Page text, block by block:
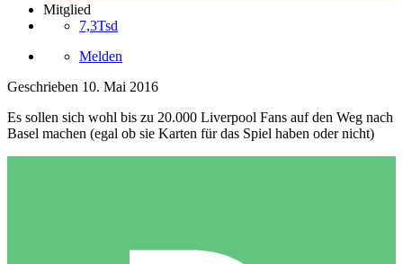
Mitglied
7,3Tsd
Melden
Geschrieben 10. Mai 2016
Es sollen sich wohl bis zu 20.000 Liverpool Fans auf den Weg nach
Basel machen (egal ob sie Karten für das Spiel haben oder nicht)